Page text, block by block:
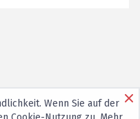
Wenn Sie auf der